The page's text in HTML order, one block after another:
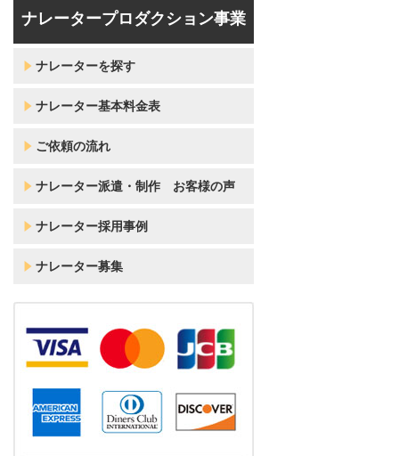
ナレータープロダクション事業
ナレーターを探す
ナレーター基本料金表
ご依頼の流れ
ナレーター派遣・制作 お客様の声
ナレーター採用事例
ナレーター募集